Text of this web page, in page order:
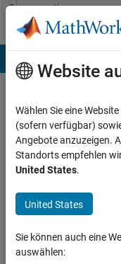
Weiter zum Inhalt
Community
Profile
Andy
Aktiv
seit
2017
Followers:
Following:
Website
Wählen Sie eine
(sofern verfügbar)
Angebote anzuzeigen.
Standorts empfehlen
United States.
United States
Sie können auch eine
auswählen: